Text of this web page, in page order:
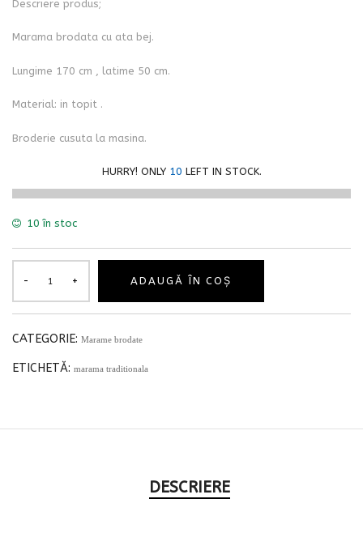
Descriere produs;
Marama brodata cu ata bej.
Lungime 170 cm , latime 50 cm.
Material: in topit .
Broderie cusuta la masina.
HURRY! ONLY 10 LEFT IN STOCK.
10 în stoc
ADAUGĂ ÎN COȘ
CATEGORIE: Marame brodate
ETICHETĂ: marama traditionala
DESCRIERE